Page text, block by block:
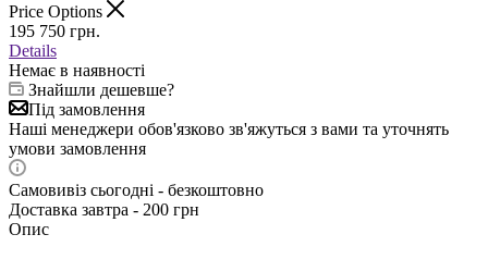
Price Options
195 750 грн.
Details
Немає в наявності
Знайшли дешевше?
Під замовлення
Наші менеджери обов'язково зв'яжуться з вами та уточнять
умови замовлення
Самовивіз сьогодні - безкоштовно
Доставка завтра - 200 грн
Опис